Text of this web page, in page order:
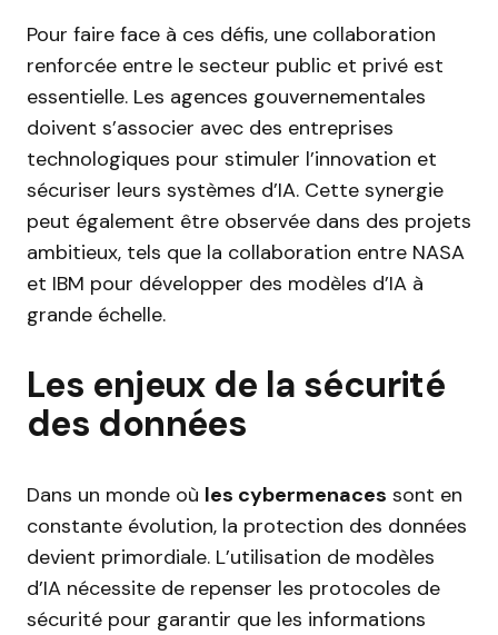
Pour faire face à ces défis, une collaboration
renforcée entre le secteur public et privé est
essentielle. Les agences gouvernementales
doivent s’associer avec des entreprises
technologiques pour stimuler l’innovation et
sécuriser leurs systèmes d’IA. Cette synergie
peut également être observée dans des projets
ambitieux, tels que la collaboration entre NASA
et IBM pour développer des modèles d’IA à
grande échelle.
Les enjeux de la sécurité
des données
Dans un monde où les cybermenaces sont en
constante évolution, la protection des données
devient primordiale. L’utilisation de modèles
d’IA nécessite de repenser les protocoles de
sécurité pour garantir que les informations